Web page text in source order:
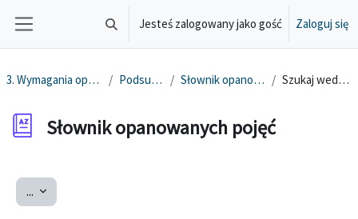
Przejdź do głównej zawartości
Przełącznik wyszukiwarki
Jesteś zalogowany jako gość Zaloguj się
3. Wymagania oprogramowania Podsumowanie Słownik opanowanych pojęć Szukaj według alfabetu
Słownik opanowanych pojęć
... Eksportuj pojęcia